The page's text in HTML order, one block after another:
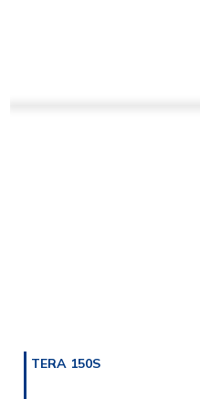
TERA 150S